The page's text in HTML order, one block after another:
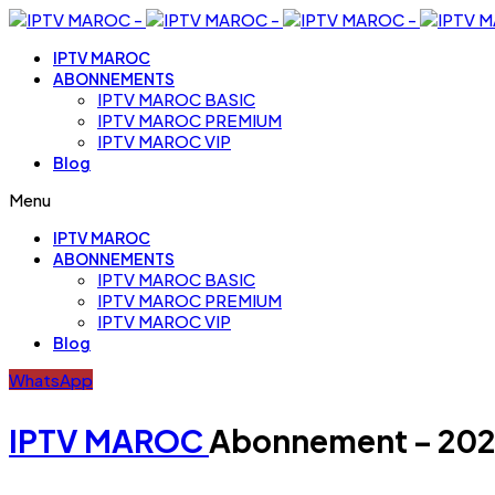
IPTV MAROC
ABONNEMENTS
IPTV MAROC BASIC
IPTV MAROC PREMIUM
IPTV MAROC VIP
Blog
Menu
IPTV MAROC
ABONNEMENTS
IPTV MAROC BASIC
IPTV MAROC PREMIUM
IPTV MAROC VIP
Blog
WhatsApp
IPTV MAROCAbonnement –